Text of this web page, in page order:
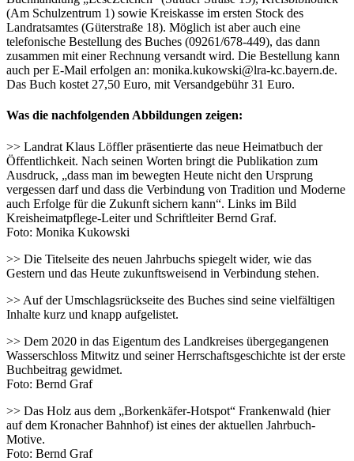
(Am Schulzentrum 1) sowie Kreiskasse im ersten Stock des
Landratsamtes (Güterstraße 18). Möglich ist aber auch eine
telefonische Bestellung des Buches (09261/678-449), das dann
zusammen mit einer Rechnung versandt wird. Die Bestellung kann
auch per E-Mail erfolgen an: monika.kukowski@lra-kc.bayern.de.
Das Buch kostet 27,50 Euro, mit Versandgebühr 31 Euro.
Was die nachfolgenden Abbildungen zeigen:
>> Landrat Klaus Löffler präsentierte das neue Heimatbuch der
Öffentlichkeit. Nach seinen Worten bringt die Publikation zum
Ausdruck, „dass man im bewegten Heute nicht den Ursprung
vergessen darf und dass die Verbindung von Tradition und Moderne
auch Erfolge für die Zukunft sichern kann“. Links im Bild
Kreisheimatpflege-Leiter und Schriftleiter Bernd Graf.
Foto: Monika Kukowski
>> Die Titelseite des neuen Jahrbuchs spiegelt wider, wie das
Gestern und das Heute zukunftsweisend in Verbindung stehen.
>> Auf der Umschlagsrückseite des Buches sind seine vielfältigen
Inhalte kurz und knapp aufgelistet.
>> Dem 2020 in das Eigentum des Landkreises übergegangenen
Wasserschloss Mitwitz und seiner Herrschaftsgeschichte ist der erste
Buchbeitrag gewidmet.
Foto: Bernd Graf
>> Das Holz aus dem „Borkenkäfer-Hotspot“ Frankenwald (hier
auf dem Kronacher Bahnhof) ist eines der aktuellen Jahrbuch-
Motive.
Foto: Bernd Graf